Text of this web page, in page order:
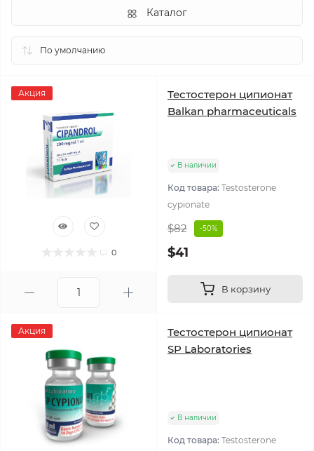
Каталог
Акция
0
Тестостерон ципионат
Balkan pharmaceuticals
В наличии
Код товара: Testosterone
cypionate
$82 -50%
$41
В корзину
Акция
Тестостерон ципионат
SP Laboratories
В наличии
Код товара: Testosterone